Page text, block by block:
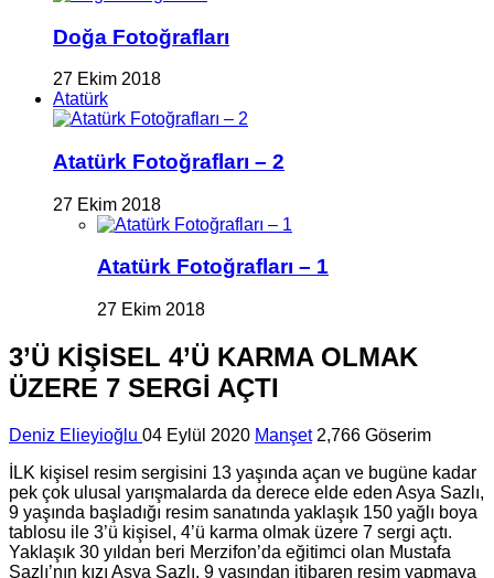
Doğa Fotoğrafları
27 Ekim 2018
Atatürk
Atatürk Fotoğrafları – 2
27 Ekim 2018
Atatürk Fotoğrafları – 1
27 Ekim 2018
3’Ü KİŞİSEL 4’Ü KARMA OLMAK
ÜZERE 7 SERGİ AÇTI
Deniz Elieyioğlu 04 Eylül 2020 Manşet 2,766 Göserim
İLK ki­şi­sel resim ser­gi­si­ni 13 ya­şın­da açan ve bu­gü­ne kadar
pek çok ulu­sal ya­rış­ma­lar­da da de­re­ce elde eden Asya Sazlı,
9 ya­şın­da baş­la­dı­ğı resim sa­na­tın­da yak­la­şık 150 yağlı boya
tab­lo­su ile 3’ü ki­şi­sel, 4’ü karma olmak üzere 7 sergi açtı.
Yak­la­şık 30 yıl­dan beri Mer­zi­fon’da eği­tim­ci olan Mus­ta­fa
Sazlı’nın kızı Asya Sazlı, 9 ya­şın­dan iti­ba­ren resim yap­ma­ya